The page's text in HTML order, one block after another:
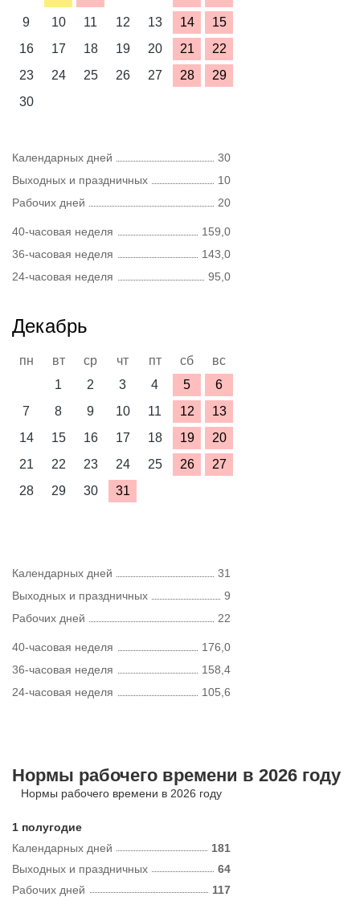
9
10 11 12 13 14
15
16
17 18 19 20 21
22
23
24 25 26 27 28
29
30
Календарных дней
30
Выходных и праздничных
10
Рабочих дней
20
40-часовая неделя
159,0
36-часовая неделя
143,0
24-часовая неделя
95,0
Декабрь
пн вт ср чт пт сб
вс
1
2 3 4 5
6
7
8 9 10 11 12
13
14
15 16 17 18 19
20
21
22 23 24 25 26
27
28
29 30 31
Календарных дней
31
Выходных и праздничных
9
Рабочих дней
22
40-часовая неделя
176,0
36-часовая неделя
158,4
24-часовая неделя
105,6
Нормы рабочего времени в 2026 году
Нормы рабочего времени в 2026 году
1 полугодие
Календарных дней
181
Рабочих дней 117
Выходных и праздничных 64